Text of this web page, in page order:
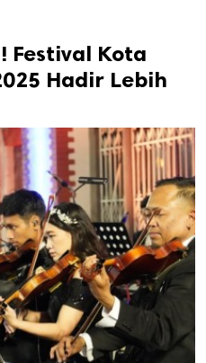
Festival Kota
Hadir Lebih